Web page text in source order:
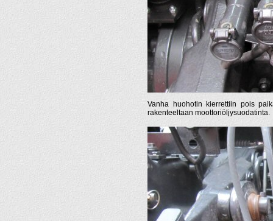
Vanha huohotin kierrettiin pois
rakenteeltaan moottoriöljysuodatinta.